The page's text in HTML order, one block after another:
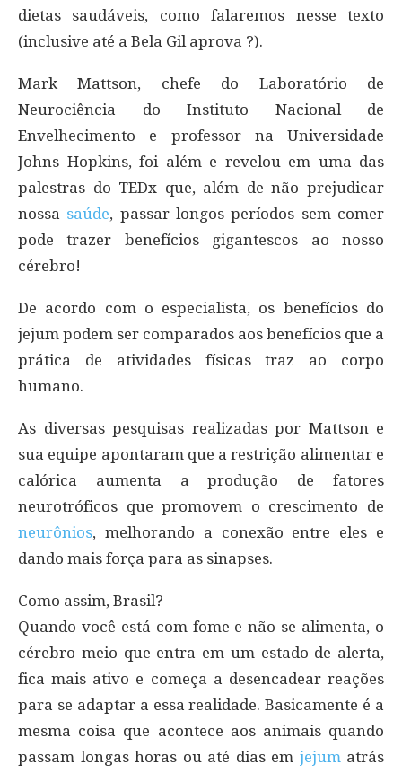
dietas saudáveis, como falaremos nesse texto
(inclusive até a Bela Gil aprova ?).
Mark Mattson, chefe do Laboratório de
Neurociência do Instituto Nacional de
Envelhecimento e professor na Universidade
Johns Hopkins, foi além e revelou em uma das
palestras do TEDx que, além de não prejudicar
nossa saúde, passar longos períodos sem comer
pode trazer benefícios gigantescos ao nosso
cérebro!
De acordo com o especialista, os benefícios do
jejum podem ser comparados aos benefícios que a
prática de atividades físicas traz ao corpo
humano.
As diversas pesquisas realizadas por Mattson e
sua equipe apontaram que a restrição alimentar e
calórica aumenta a produção de fatores
neurotróficos que promovem o crescimento de
neurônios, melhorando a conexão entre eles e
dando mais força para as sinapses.
Como assim, Brasil?
Quando você está com fome e não se alimenta, o
cérebro meio que entra em um estado de alerta,
fica mais ativo e começa a desencadear reações
para se adaptar a essa realidade. Basicamente é a
mesma coisa que acontece aos animais quando
passam longas horas ou até dias em jejumatrás